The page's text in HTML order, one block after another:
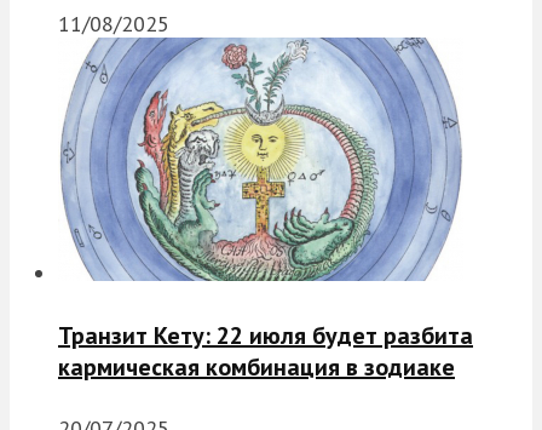
11/08/2025
Транзит Кету: 22 июля будет разбита
кармическая комбинация в зодиаке